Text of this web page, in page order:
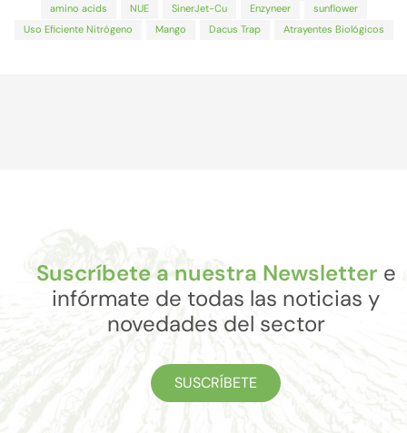
amino acids NUE SinerJet-Cu Enzyneer
sunflower
Uso Eficiente Nitrógeno
Mango Dacus Trap Atrayentes Biológicos
Suscríbete a nuestra Newsletter e
infórmate de todas las noticias y
novedades del sector
SUSCRÍBETE